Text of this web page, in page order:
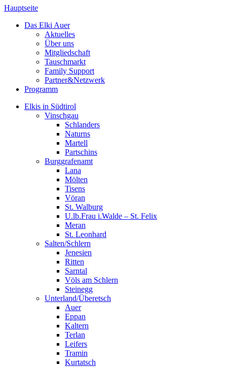
Hauptseite
Das Elki Auer
Aktuelles
Über uns
Mitgliedschaft
Tauschmarkt
Family Support
Partner&Netzwerk
Programm
Elkis in Südtirol
Vinschgau
Schlanders
Naturns
Martell
Partschins
Burggrafenamt
Lana
Mölten
Tisens
Vöran
St. Walburg
U.lb.Frau i.Walde – St. Felix
Meran
St. Leonhard
Salten/Schlern
Jenesien
Ritten
Sarntal
Völs am Schlern
Steinegg
Unterland/Überetsch
Auer
Eppan
Kaltern
Terlan
Leifers
Tramin
Kurtatsch